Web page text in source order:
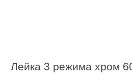
Лейка 3 режима хром